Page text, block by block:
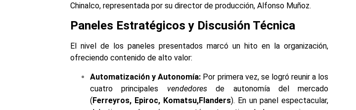
Chinalco, representada por su director de producción, Alfonso Muñoz.
Paneles Estratégicos y Discusión Técnica
El nivel de los paneles presentados marcó un hito en la organización,
ofreciendo contenido de alto valor:
Automatización y Autonomía: Por primera vez, se logró reunir a los
cuatro principales vendedoresde autonomía del mercado
(Ferreyros, Epiroc, Komatsu,Flanders). En un panel espectacular,